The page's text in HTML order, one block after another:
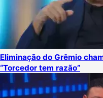
Eliminação do Grêmio
“Torcedor tem razão”